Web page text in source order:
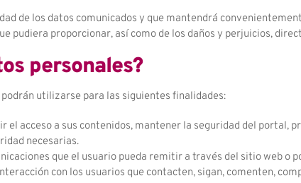
de los datos comunicados y que mantendrá
pudiera proporcionar, así como de los daños y perjuicios,
personales?
utilizarse para las siguientes finalidades:
acceso a sus contenidos, mantener la seguridad del portal,
necesarias.
que el usuario pueda remitir a través del sitio web o
con los usuarios que contacten, sigan, comenten,